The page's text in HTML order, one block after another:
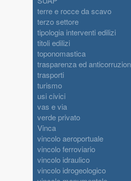
terre e rocce da scavo
terzo settore
tipologia interventi edilizi
titoli edilizi
toponomastica
trasparenza ed
trasporti
turismo
usi civici
vas e via
verde privato
Vinca
vincolo aeroportuale
vincolo ferroviario
vincolo idraulico
vincolo idrogeologico